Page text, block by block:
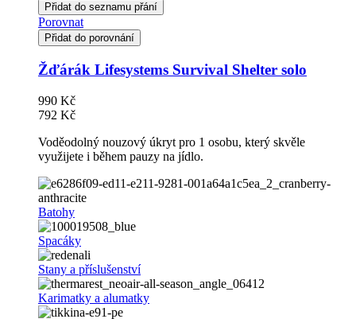
Přidat do seznamu přání
Porovnat
Přidat do porovnání
Žďárák Lifesystems Survival Shelter solo
990 Kč
792 Kč
Voděodolný nouzový úkryt pro 1 osobu, který skvěle
využijete i během pauzy na jídlo.
Batohy
Spacáky
Stany a příslušenství
Karimatky a alumatky